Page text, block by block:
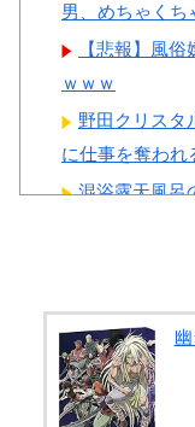
男、めちゃくち
【悲報】風
ｗｗｗ
野田クリスタ
に仕事を奪われ
混浴露天風呂
海外「ディズ
化した米人気
『I"s〈アイズ